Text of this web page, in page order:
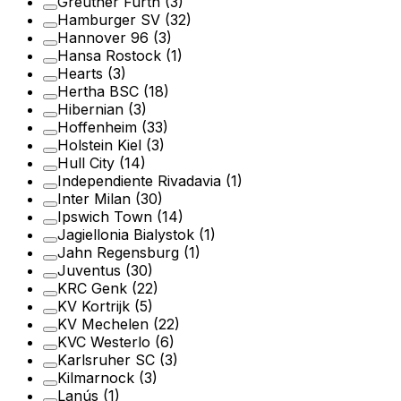
Hamburger SV (32)
Hannover 96 (3)
Hansa Rostock (1)
Hearts (3)
Hertha BSC (18)
Hibernian (3)
Hoffenheim (33)
Holstein Kiel (3)
Hull City (14)
Independiente Rivadavia (1)
Inter Milan (30)
Ipswich Town (14)
Jagiellonia Bialystok (1)
Jahn Regensburg (1)
Juventus (30)
KRC Genk (22)
KV Kortrijk (5)
KV Mechelen (22)
KVC Westerlo (6)
Karlsruher SC (3)
Kilmarnock (3)
Lanús (1)